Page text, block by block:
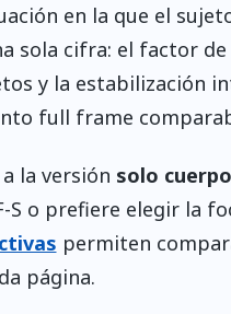
en la que el
sola cifra: el factor
y la estabilización
full frame
la versión solo cuerpo
S o prefiere elegir la
permiten
página.